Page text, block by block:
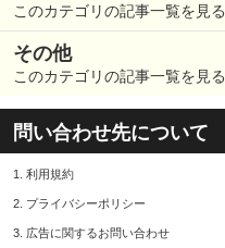
このカテゴリの記事一覧を見る
その他
このカテゴリの記事一覧を見る
問い合わせ先について
1. 利用規約
2. プライバシーポリシー
3. 広告に関するお問い合わせ